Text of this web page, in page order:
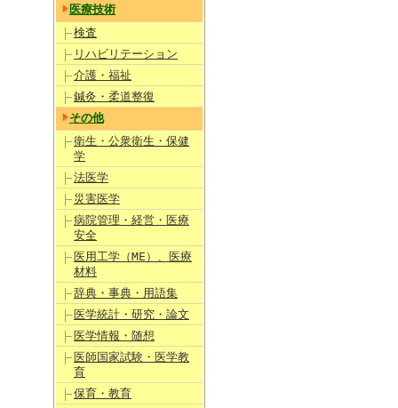
医療技術
検査
リハビリテーション
介護・福祉
鍼灸・柔道整復
その他
衛生・公衆衛生・保健
学
法医学
災害医学
病院管理・経営・医療
安全
医用工学（ME）、医療
材料
辞典・事典・用語集
医学統計・研究・論文
医学情報・随想
医師国家試験・医学教
育
保育・教育